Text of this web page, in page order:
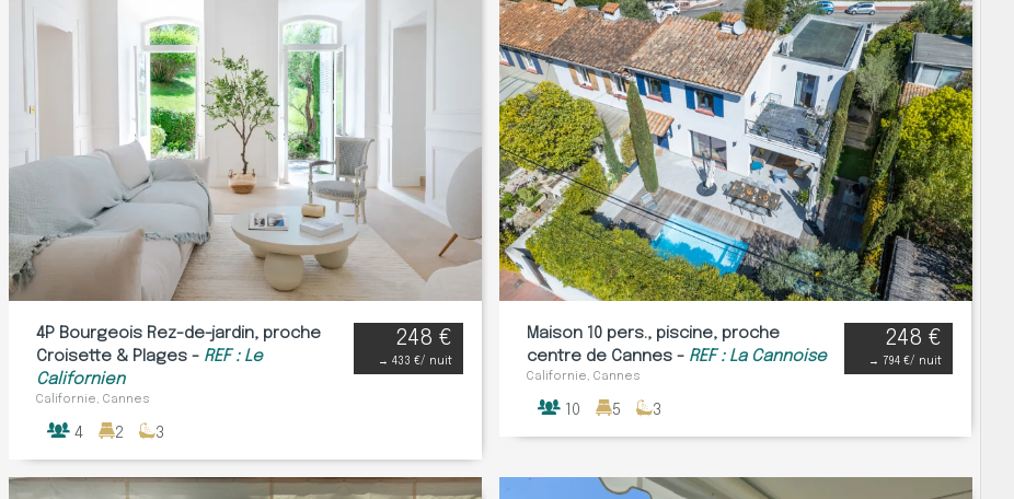
4P Bourgeois Rez-de-jardin, proche
Croisette & Plages - REF : Le
Californien
Californie, Cannes
248 €
→ 433 €/ nuit
4 2 3
Maison 10 pers., piscine, proche
centre de Cannes - REF : La Cannoise
Californie, Cannes
248 €
→ 794 €/ nuit
10 5 3